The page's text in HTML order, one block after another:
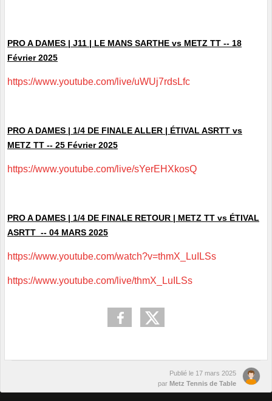
PRO A DAMES | J11 | LE MANS SARTHE vs METZ TT -- 18
Février 2025
https://www.youtube.com/live/uWUj7rdsLfc
PRO A DAMES | 1/4 DE FINALE ALLER | ÉTIVAL ASRTT vs
METZ TT -- 25 Février 2025
https://www.youtube.com/live/sYerEHXkosQ
PRO A DAMES | 1/4 DE FINALE RETOUR | METZ TT vs ÉTIVAL
ASRTT -- 04 MARS 2025
https://www.youtube.com/watch?v=thmX_LuILSs
https://www.youtube.com/live/thmX_LuILSs
Publié le 17 mars 2025
par Metz Tennis de Table